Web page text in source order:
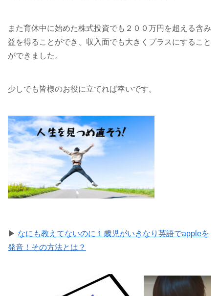
また育休中に始めた株式投資でも２００万円を超える含み
益を得ることができ、収入面でも大きくプラスにすること
ができました。
少しでも皆様のお役に立てれば幸いです。
▶ なにも教えてないのに１歳児がいきなり英語でappleを
発音！その方法とは？